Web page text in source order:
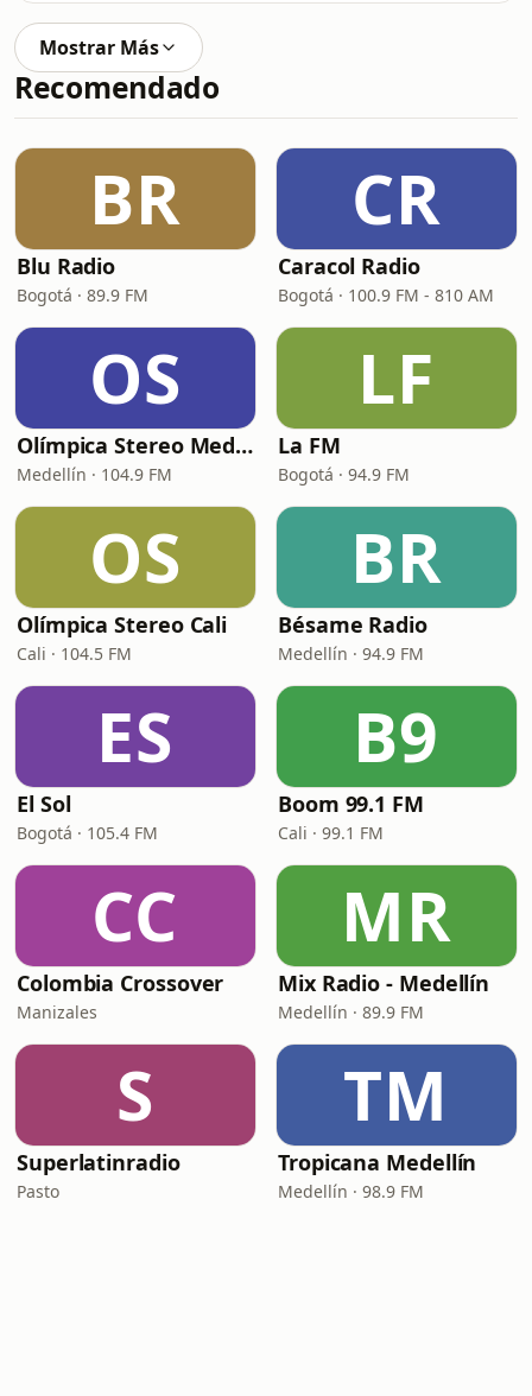
Mostrar Más
Recomendado
BR
Blu Radio
Bogotá · 89.9 FM
CR
Caracol Radio
Bogotá · 100.9 FM - 810 AM
OS
Olímpica Stereo Medellín
Medellín · 104.9 FM
LF
La FM
Bogotá · 94.9 FM
OS
Olímpica Stereo Cali
Cali · 104.5 FM
BR
Bésame Radio
Medellín · 94.9 FM
ES
El Sol
Bogotá · 105.4 FM
B9
Boom 99.1 FM
Cali · 99.1 FM
CC
Colombia Crossover
Manizales
MR
Mix Radio - Medellín
Medellín · 89.9 FM
S
Superlatinradio
Pasto
TM
Tropicana Medellín
Medellín · 98.9 FM